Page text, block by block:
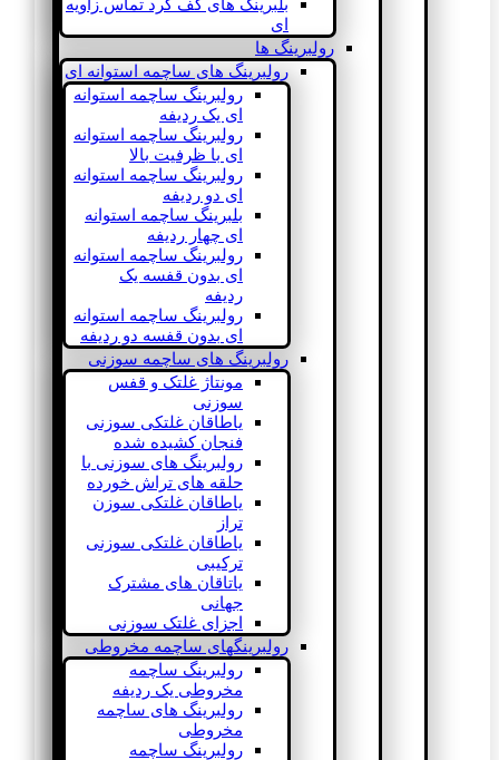
بلبرینگ های کف گرد تماس زاویه
ای
رولبرینگ ها
رولبرینگ های ساچمه استوانه ای
رولبرینگ ساچمه استوانه
ای یک ردیفه
رولبرینگ ساچمه استوانه
ای با ظرفیت بالا
رولبرینگ ساچمه استوانه
ای دو ردیفه
بلبرینگ ساچمه استوانه
ای چهار ردیفه
رولبرینگ ساچمه استوانه
ای بدون قفسه یک
ردیفه
رولبرینگ ساچمه استوانه
ای بدون قفسه دو ردیفه
رولبرینگ های ساچمه سوزنی
مونتاژ غلتک و قفس
سوزنی
یاطاقان غلتکی سوزنی
فنجان کشیده شده
رولبرینگ های سوزنی با
حلقه های تراش خورده
یاطاقان غلتکی سوزن
تراز
یاطاقان غلتکی سوزنی
ترکیبی
یاتاقان های مشترک
جهانی
اجزای غلتک سوزنی
رولبرینگهای ساچمه مخروطی
رولبرینگ ساچمه
مخروطی یک ردیفه
رولبرینگ های ساچمه
مخروطی
رولبرینگ ساچمه